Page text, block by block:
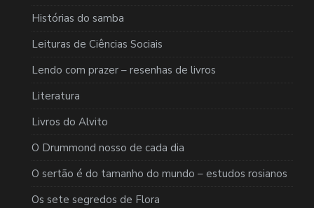
Histórias do samba
Leituras de Ciências Sociais
Lendo com prazer – resenhas de livros
Literatura
Livros do Alvito
O Drummond nosso de cada dia
O sertão é do tamanho do mundo – estudos rosianos
Os sete segredos de Flora